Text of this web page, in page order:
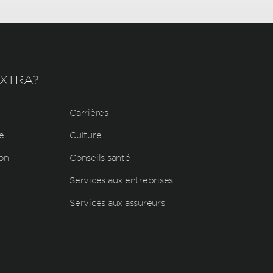
Carrières
Culture
Conseils santé
Services aux entreprises
Services aux assureurs